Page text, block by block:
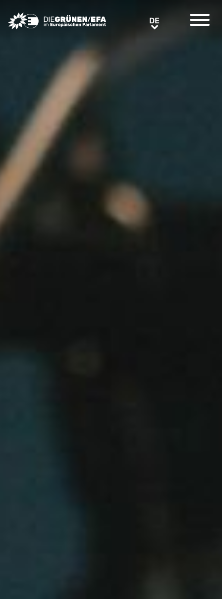
Greens/EFA Home DEDE